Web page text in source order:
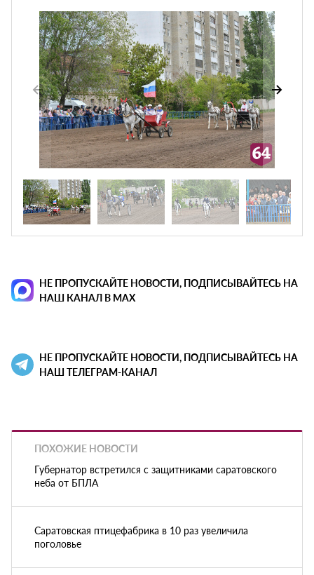
НЕ ПРОПУСКАЙТЕ НОВОСТИ, ПОДПИСЫВАЙТЕСЬ НА
НАШ КАНАЛ В MAX
НЕ ПРОПУСКАЙТЕ НОВОСТИ, ПОДПИСЫВАЙТЕСЬ НА
НАШ ТЕЛЕГРАМ-КАНАЛ
ПОХОЖИЕ НОВОСТИ
Губернатор встретился с защитниками саратовского
неба от БПЛА
Саратовская птицефабрика в 10 раз увеличила
поголовье